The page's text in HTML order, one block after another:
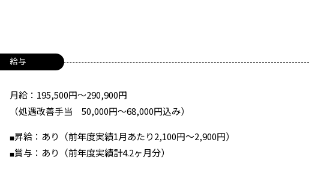
給与
月給：195,500円～290,900円
（処遇改善手当 50,000円～68,000円込み）
■昇給：あり（前年度実績1月あたり2,100円～2,900円）
■賞与：あり（前年度実績計4.2ヶ月分）